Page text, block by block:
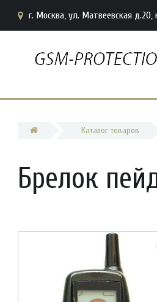
г. Москва, ул. Матвеевская д.20,
Каталог товаров
Брелок